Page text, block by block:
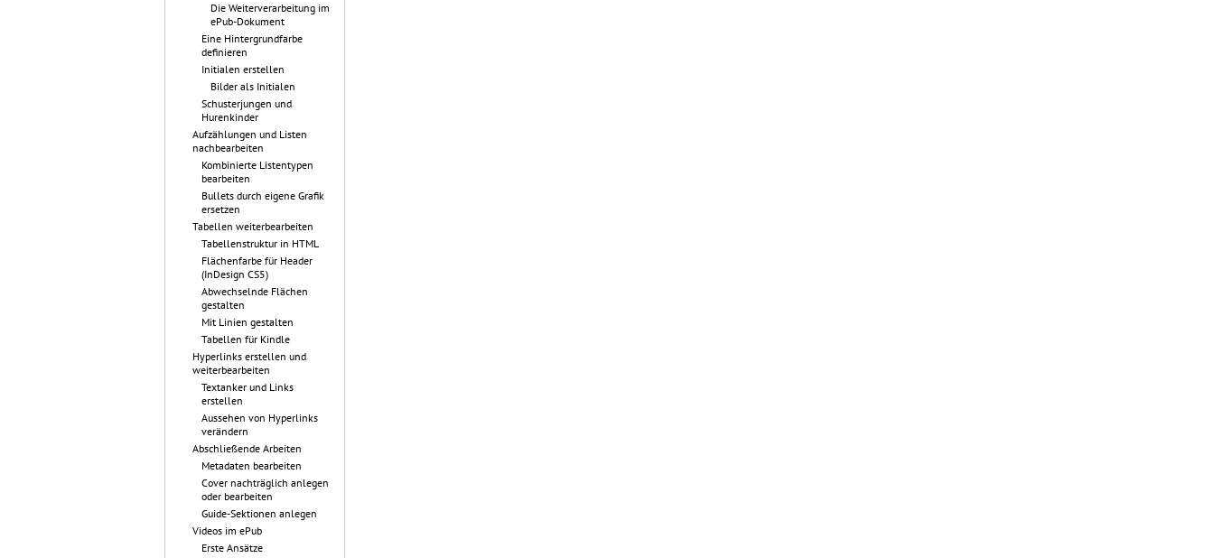
Die Weiterverarbeitung im
ePub-Dokument
Eine Hintergrundfarbe
definieren
Initialen erstellen
Bilder als Initialen
Schusterjungen und
Hurenkinder
Aufzählungen und Listen
nachbearbeiten
Kombinierte Listentypen
bearbeiten
Bullets durch eigene Grafik
ersetzen
Tabellen weiterbearbeiten
Tabellenstruktur in HTML
Flächenfarbe für Header
(InDesign CS5)
Abwechselnde Flächen
gestalten
Mit Linien gestalten
Tabellen für Kindle
Hyperlinks erstellen und
weiterbearbeiten
Textanker und Links
erstellen
Aussehen von Hyperlinks
verändern
Abschließende Arbeiten
Metadaten bearbeiten
Cover nachträglich anlegen
oder bearbeiten
Guide-Sektionen anlegen
Videos im ePub
Erste Ansätze